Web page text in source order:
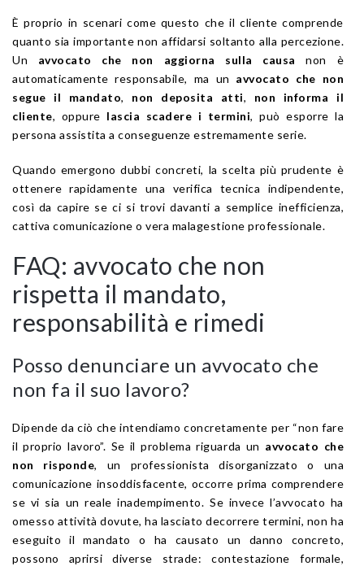
È proprio in scenari come questo che il cliente comprende
quanto sia importante non affidarsi soltanto alla percezione.
Un avvocato che non aggiorna sulla causa
non è
automaticamente responsabile, ma un avvocato che non
segue il mandato, non deposita atti, non informa il
cliente, oppure lascia scadere i termini, può esporre la
persona assistita a conseguenze estremamente serie.
Quando emergono dubbi concreti, la scelta più prudente è
ottenere rapidamente una verifica tecnica indipendente,
così da capire se ci si trovi davanti a semplice inefficienza,
cattiva comunicazione o vera malagestione professionale.
FAQ: avvocato che non
rispetta il mandato,
responsabilità e rimedi
Posso denunciare un avvocato che
non fa il suo lavoro?
Dipende da ciò che intendiamo concretamente per “non fare
il proprio lavoro”. Se il problema riguarda un avvocato che
non risponde, un professionista disorganizzato o una
comunicazione insoddisfacente, occorre prima comprendere
se vi sia un reale inadempimento. Se invece l’avvocato ha
omesso attività dovute, ha lasciato decorrere termini, non ha
eseguito il mandato o ha causato un danno concreto,
possono aprirsi diverse strade: contestazione formale,